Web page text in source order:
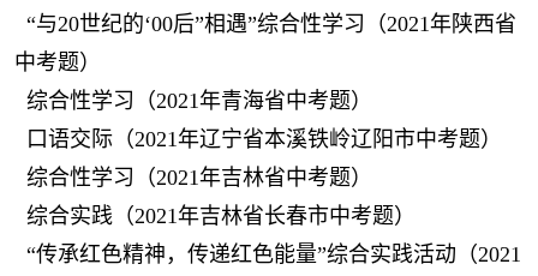
“与20世纪的‘00后”相遇”综合性学习（2021年陕西省
中考题）
综合性学习（2021年青海省中考题）
口语交际（2021年辽宁省本溪铁岭辽阳市中考题）
综合性学习（2021年吉林省中考题）
综合实践（2021年吉林省长春市中考题）
“传承红色精神，传递红色能量”综合实践活动（2021